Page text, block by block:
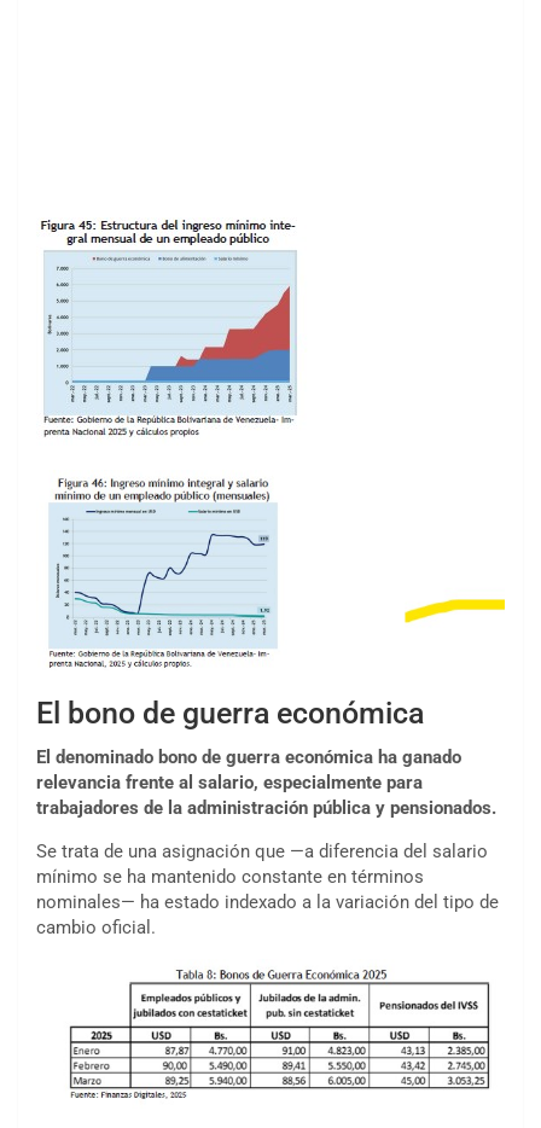
El bono de guerra económica
El denominado bono de guerra económica ha ganado
relevancia frente al salario, especialmente para
trabajadores de la administración pública y pensionados.
Se trata de una asignación que —a diferencia del salario
mínimo se ha mantenido constante en términos
nominales— ha estado indexado a la variación del tipo de
cambio oficial.